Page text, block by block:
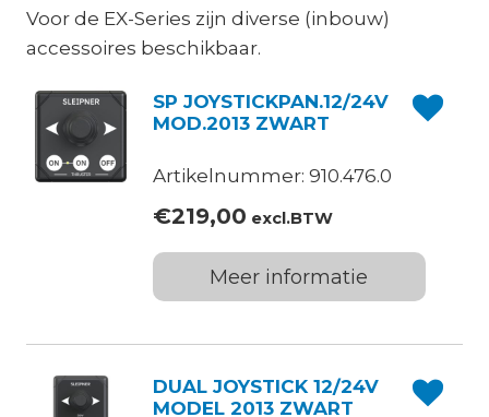
Voor de EX-Series zijn diverse (inbouw)
accessoires beschikbaar.
SP JOYSTICKPAN.12/24V
MOD.2013 ZWART
Artikelnummer: 910.476.0
€219,00 excl.BTW
Meer informatie
DUAL JOYSTICK 12/24V
MODEL 2013 ZWART